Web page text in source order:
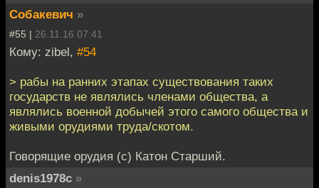
Собакевич »
#55 | 26.11.16 07:41
Кому: zibel, #54
> рабы на ранних этапах существования таких
государств не являлись членами общества, а
являлись военной добычей этого самого общества и
живыми орудиями труда/скотом.
Говорящие орудия (с) Катон Старший.
denis1978c »